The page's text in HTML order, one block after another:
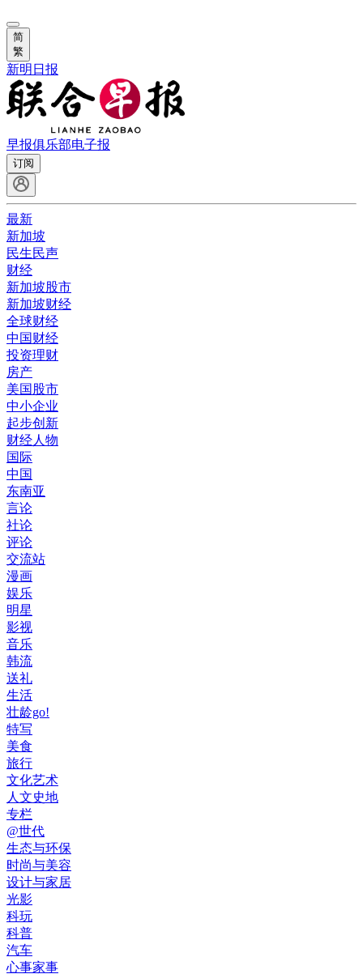
简
繁
新明日报
早报俱乐部电子报
订阅
最新
新加坡
民生民声
财经
新加坡股市
新加坡财经
全球财经
中国财经
投资理财
房产
美国股市
中小企业
起步创新
财经人物
国际
中国
东南亚
言论
社论
评论
交流站
漫画
娱乐
明星
影视
音乐
韩流
送礼
生活
壮龄go!
特写
美食
旅行
文化艺术
人文史地
专栏
@世代
生态与环保
时尚与美容
设计与家居
光影
科玩
科普
汽车
心事家事